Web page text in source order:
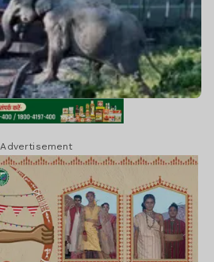
Advertisement